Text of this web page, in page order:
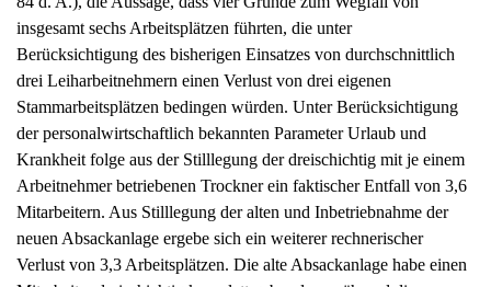
Mitarbeitern. Aus Stilllegung der alten und Inbetriebnahme der
neuen Absackanlage ergebe sich ein weiterer rechnerischer
Verlust von 3,3 Arbeitsplätzen. Die alte Absackanlage habe einen
Mitarbeiter dreischichtig komplett gebunden, während die neue,
wesentlich leistungsfähigere Anlage nur noch einschichtig
betrieben werde und einen Mitarbeiter auch nicht mehr komplett
binde, so dass an dieser Anlage rechnerisch nur 0,5 Mitarbeiter
benötigt würden. Zu diesen Umständen trete der Wegfall eines
Großkunden und der dadurch ausgelöste Rückhang des
Produktionsvolumens um über 7 %. Insgesamt habe also ein
Mitarbeiterüberhang von 6,0 Arbeitnehmern (3,6 + 2,9 – 0,5)